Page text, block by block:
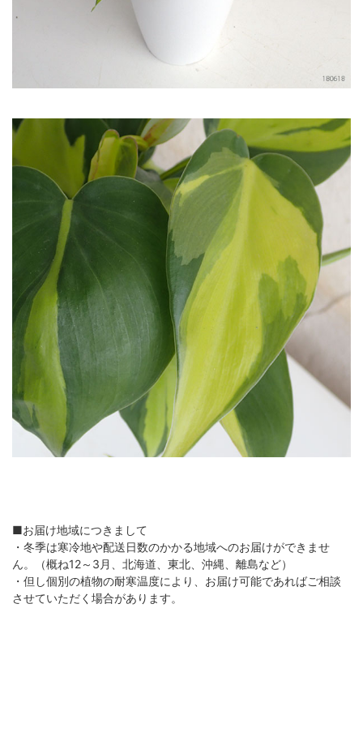
■お届け地域につきまして
・冬季は寒冷地や配送日数のかかる地域へのお届けができませ
ん。（概ね12～3月、北海道、東北、沖縄、離島など）
・但し個別の植物の耐寒温度により、お届け可能であればご相談
させていただく場合があります。